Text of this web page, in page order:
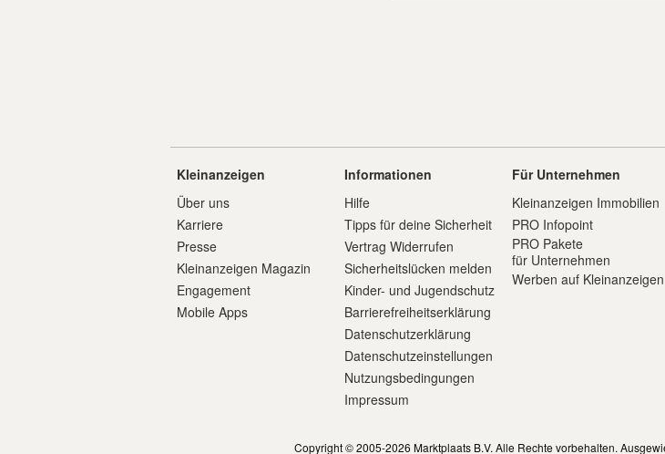
Kleinanzeigen
Über uns
Karriere
Presse
Kleinanzeigen Magazin
Engagement
Mobile Apps
Informationen
Hilfe
Tipps für deine Sicherheit
Vertrag Widerrufen
Sicherheitslücken melden
Kinder- und Jugendschutz
Barrierefreiheitserklärung
Datenschutzerklärung
Datenschutzeinstellungen
Nutzungsbedingungen
Impressum
Für Unternehmen
Kleinanzeigen Immobilien
PRO Infopoint
PRO Pakete
für Unternehmen
Werben auf Kleinanzeigen
Copyright © 2005-2026 Marktplaats B.V. Alle Rechte vorbehalten.